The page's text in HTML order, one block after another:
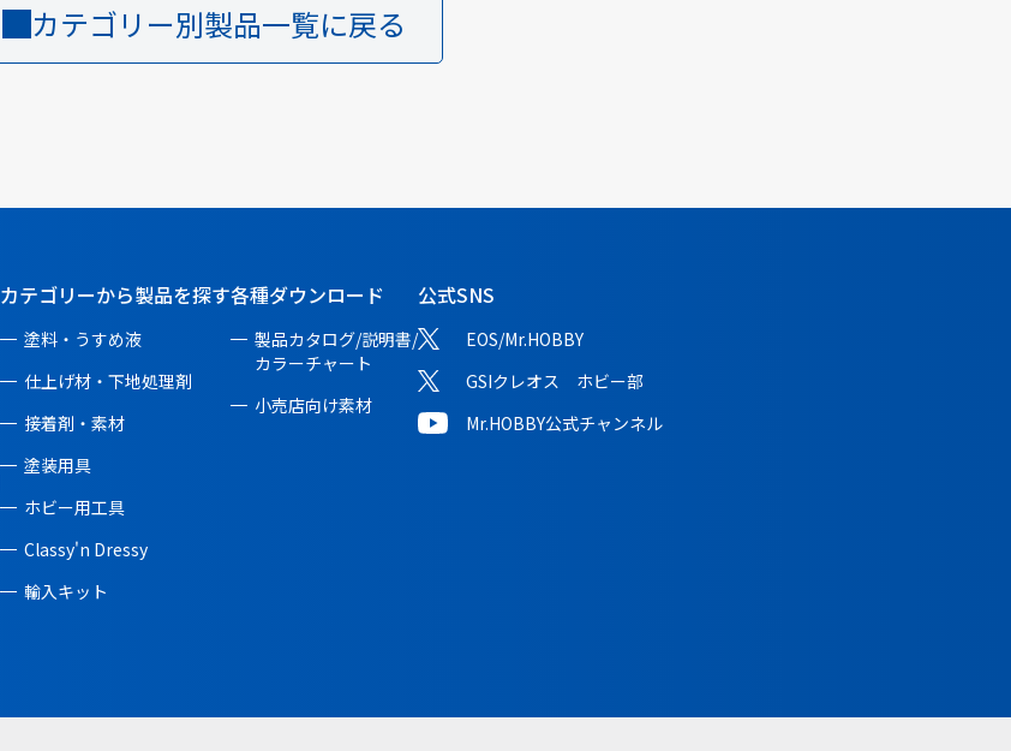
カテゴリー別製品一覧に戻る
カテゴリーから製品を探す
塗料・うすめ液
仕上げ材・下地処理剤
接着剤・素材
塗装用具
ホビー用工具
Classy'n Dressy
輸入キット
各種ダウンロード
製品カタログ/説明書/
カラーチャート
小売店向け素材
公式SNS
EOS/Mr.HOBBY
GSIクレオス ホビー部
Mr.HOBBY公式チャンネル